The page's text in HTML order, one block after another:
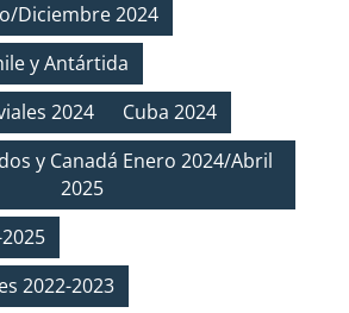
Diciembre 2024
y Antártida
2024
Cuba 2024
y Canadá Enero 2024/Abril
2025
2022-2023